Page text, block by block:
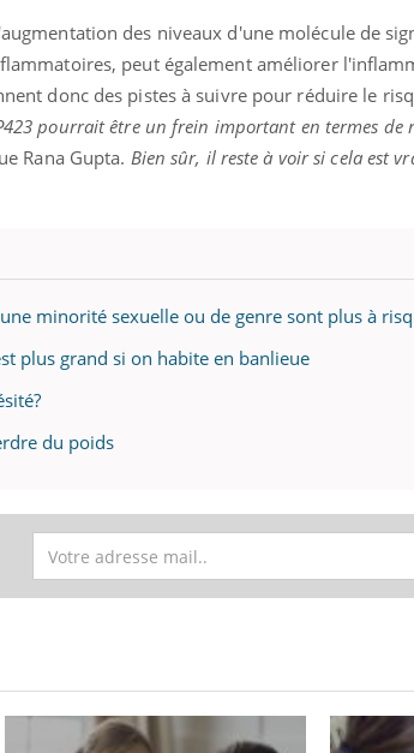
des niveaux d'une molécule de
peut également améliorer
donc des pistes à suivre pour réduire le
pourrait être un frein important en termes de
Rana Gupta. Bien sûr, il reste à voir si cela est
minorité sexuelle ou de genre sont plus à
plus grand si on habite en banlieue
du poids